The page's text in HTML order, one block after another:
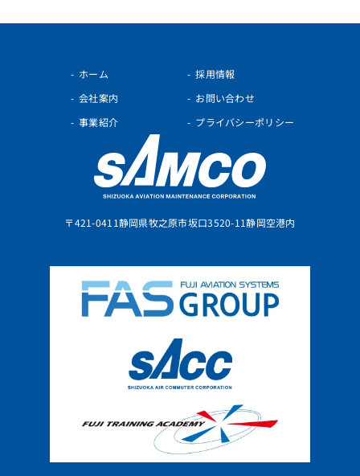
〒421-0411静岡県牧之原市坂口3520-11静岡空港内
ホーム
会社案内
事業紹介
採用情報
お問い合わせ
プライバシーポリシー